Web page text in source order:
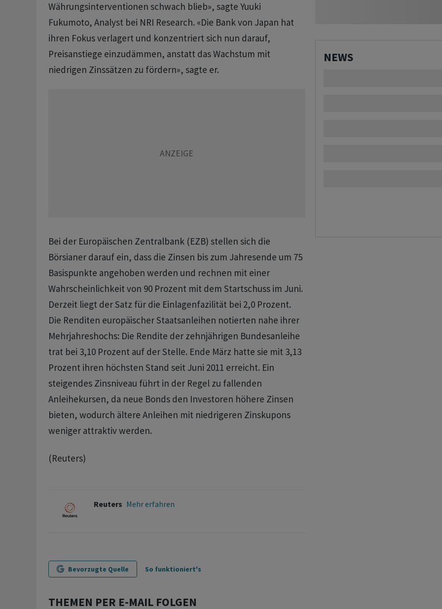
Währungsinterventionen schwach blieb», ​sagte Yuuki
Fukumoto, Analyst bei NRI Research. «Die Bank von Japan ​hat
ihren Fokus verlagert und konzentriert sich nun ​darauf,
Preisanstiege einzudämmen, anstatt das Wachstum mit
niedrigen Zinssätzen zu fördern», sagte er.
Bei der Europäischen Zentralbank (EZB) ‌stellen sich die
Börsianer darauf ein, dass die Zinsen bis zum Jahresende um 75
Basispunkte angehoben werden und rechnen mit einer
Wahrscheinlichkeit von 90 Prozent mit ​dem ​Startschuss im Juni.
Derzeit liegt der Satz ⁠für die Einlagenfazilität bei 2,0 Prozent.
Die Renditen ​europäischer Staatsanleihen notierten nahe ihrer
⁠Mehrjahreshochs: Die Rendite der zehnjährigen Bundesanleihe
trat bei 3,10 Prozent auf der ‌Stelle. Ende März hatte sie mit 3,13
Prozent ihren höchsten Stand seit Juni 2011 erreicht. Ein
steigendes Zinsniveau führt in der ‌Regel zu fallenden
Anleihekursen, da neue Bonds den Investoren höhere Zinsen ​
bieten, wodurch ältere Anleihen mit niedrigeren Zinskupons
weniger attraktiv werden.
(Reuters)
Reuters Mehr erfahren
Bevorzugte Quelle So funktioniert's
THEMEN PER E-MAIL FOLGEN
NEWS